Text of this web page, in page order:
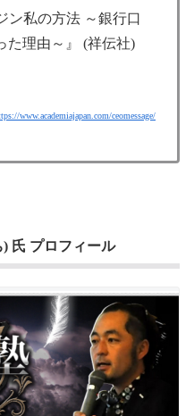
ン私の方法 ～銀行口
た理由～』 (祥伝社)
www.academiajapan.com/ceomessage/
氏 プロフィール